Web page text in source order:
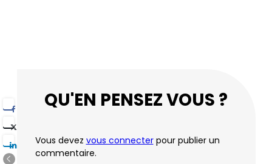
QU'EN PENSEZ VOUS ?
Vous devez vous connecterpour publier un
commentaire.